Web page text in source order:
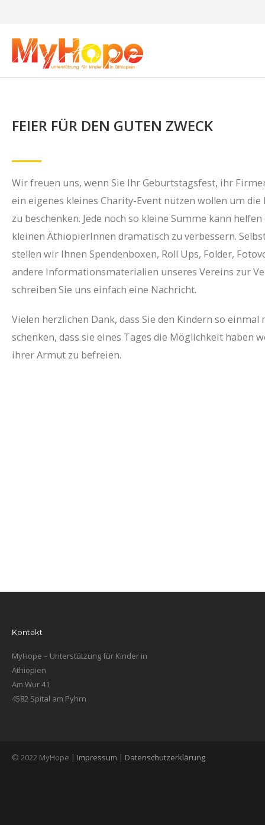
FEIER FÜR DEN GUTEN ZWECK
Wir freuen uns, wenn Sie Ihr Geburtstagsfest, ihr
ein eigenes kleines Charity-Event nützen wollen um die
zu beschenken. Jede noch so kleine Summe kann
kleinen ÄthiopierInnen dramatisch zu verbessern.
stellen wir Ihnen Spendenboxen, Roll Ups, Folder,
andere Informationsmaterialien unseres Vereins zur
schreiben Sie uns einfach eine Nachricht.
Vielen herzlichen Dank, dass Sie den Kindern so
schenken, dass sie eines Tages die Möglichkeit haben
ihrer Armut zu befreien.
Kontakt
MyHope – Unterstützung für Kinder in
Äthiopien
Am Wur 41
4582 Spital am Pyhrn
© 2022 MyHope | Impressum | Datenschutzerklärung